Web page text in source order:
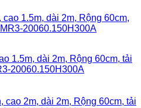
1.5m, dài 2m, Rộng 60cm, tải
20060.150H300A